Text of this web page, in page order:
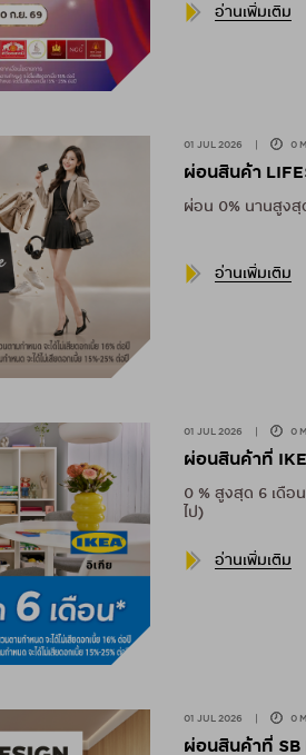
อ่านเพิ่มเติม
01 JUL 2026 0
ผ่อนสินค้า
ผ่อน 0% นานสูงสุ
อ่านเพิ่มเติม
01 JUL 2026 | 0
ผ่อนสินค้าที่
0 % สูงสุด 6 เดื
ไป)
อ่านเพิ่มเติม
01 JUL 2026 | 0
ผ่อนสินค้าที่ SB